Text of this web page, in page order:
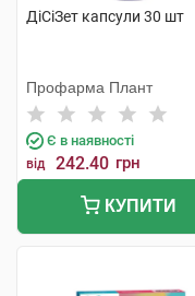
ДіСіЗет капсули 30 шт
Профарма Плант
Є в наявності
від 242.40 грн
КУПИТИ